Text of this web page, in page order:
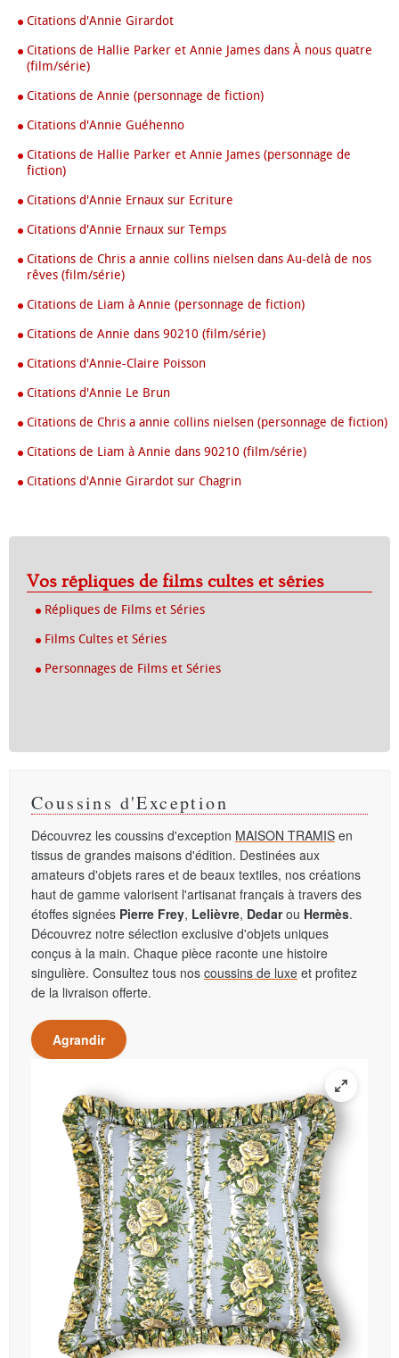
Citations d'Annie Girardot
Citations de Hallie Parker et Annie James dans À nous quatre
(film/série)
Citations de Annie (personnage de fiction)
Citations d'Annie Guéhenno
Citations de Hallie Parker et Annie James (personnage de
fiction)
Citations d'Annie Ernaux sur Ecriture
Citations d'Annie Ernaux sur Temps
Citations de Chris a annie collins nielsen dans Au-delà de nos
rêves (film/série)
Citations de Liam à Annie (personnage de fiction)
Citations de Annie dans 90210 (film/série)
Citations d'Annie-Claire Poisson
Citations d'Annie Le Brun
Citations de Chris a annie collins nielsen (personnage de fiction)
Citations de Liam à Annie dans 90210 (film/série)
Citations d'Annie Girardot sur Chagrin
Vos répliques de films cultes et séries
Répliques de Films et Séries
Films Cultes et Séries
Personnages de Films et Séries
Coussins d'Exception
Découvrez les coussins d'exception MAISON TRAMIS en
tissus de grandes maisons d'édition. Destinées aux
amateurs d'objets rares et de beaux textiles, nos créations
haut de gamme valorisent l'artisanat français à travers des
étoffes signées Pierre Frey, Lelièvre, Dedarou Hermès.
Découvrez notre sélection exclusive d'objets uniques
conçus à la main. Chaque pièce raconte une histoire
singulière. Consultez tous nos coussins de luxe et profitez
de la livraison offerte.
Agrandir